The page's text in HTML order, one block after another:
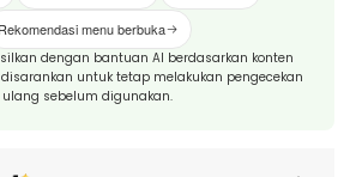
Rekomendasi menu berbuka
dengan bantuan AI berdasarkan konten
disarankan untuk tetap melakukan pengecekan
ulang sebelum digunakan.